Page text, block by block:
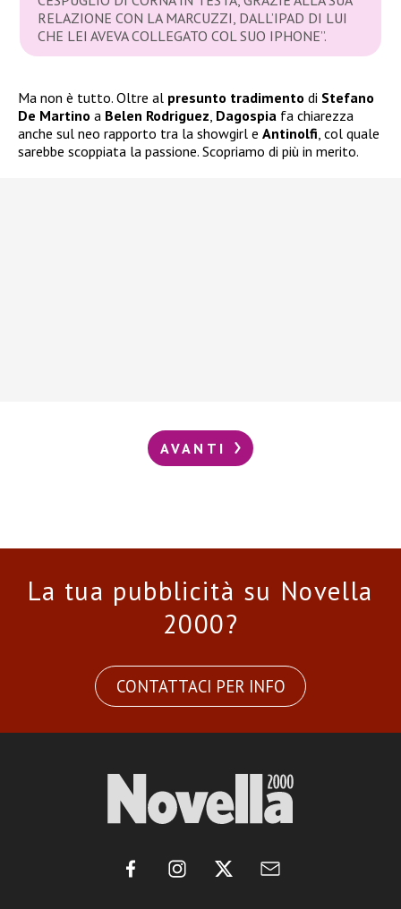
RELAZIONE CON LA MARCUZZI, DALL’IPAD DI LUI
CHE LEI AVEVA COLLEGATO COL SUO IPHONE”.
Ma non è tutto. Oltre al presunto tradimento di Stefano
De Martino a Belen Rodriguez Dagospia fa chiarezza
anche sul neo rapporto tra la showgirl e Antinolfi , col quale
sarebbe scoppiata la passione. Scopriamo di più in merito.
AVANTI
La tua pubblicità su Novella
2000?
CONTATTACI PER INFO